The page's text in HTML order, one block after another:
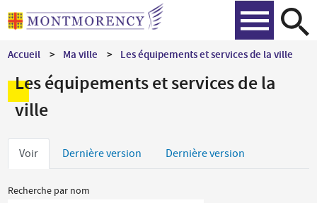
Aller
au
principal
Accueil Ma ville Les équipements et services de la ville
Les équipements et services de la
ville
Onglets
Voir Dernière version Dernière version
Recherche par nom